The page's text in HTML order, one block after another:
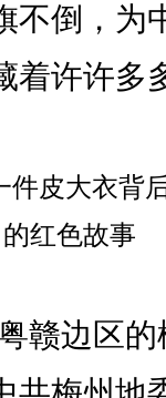
不倒，为
着许许多
赣边区